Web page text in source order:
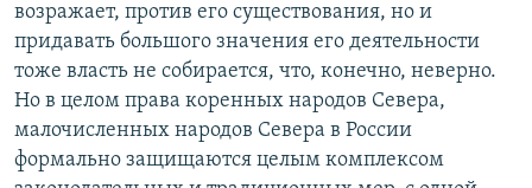
возражает, против его существования, но и
придавать большого значения его деятельности
тоже власть не собирается, что, конечно, неверно.
Но в целом права коренных народов Севера,
малочисленных народов Севера в России
формально защищаются целым комплексом